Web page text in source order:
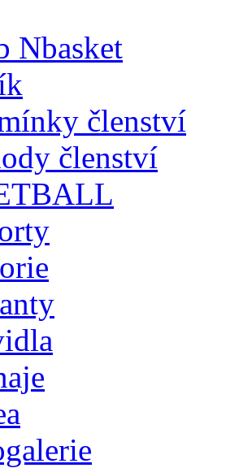
Nbasket
členství
členství